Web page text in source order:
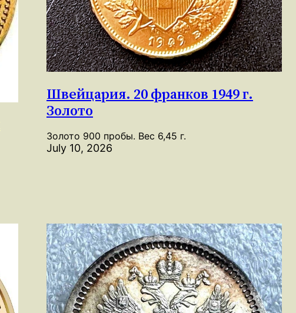
Швейцария. 20 франков 1949 г.
Золото
Золото 900 пробы. Вес 6,45 г.
July 10, 2026